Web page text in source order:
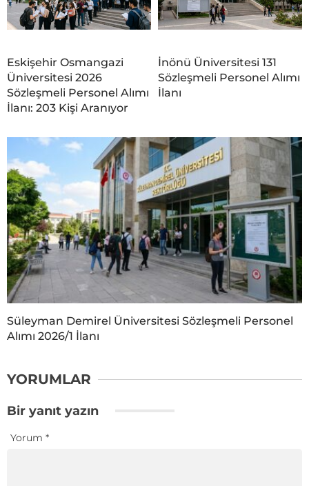
Eskişehir Osmangazi
Üniversitesi 2026
Sözleşmeli Personel Alımı
İlanı: 203 Kişi Aranıyor
İnönü Üniversitesi 131
Sözleşmeli Personel Alımı
İlanı
Süleyman Demirel Üniversitesi Sözleşmeli Personel
Alımı 2026/1 İlanı
YORUMLAR
Bir yanıt yazın
Yorum *